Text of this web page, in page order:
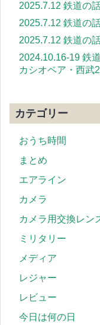
2025.7.12 鉄道の
2025.7.12 鉄道の
2025.7.12 鉄道の
2024.10.16-19 鉄
カシオペア・西武
カテゴリー
おうち時間
まとめ
エアライン
カメラ
カメラ用交換レン
ミリタリー
メディア
レジャー
レビュー
今日は何の日